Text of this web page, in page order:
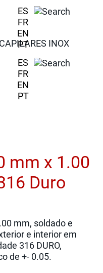
ES
FR
EN
PT
INOX
ES
FR
EN
PT
mm x 1.00
Duro
mm, soldado e
e interior em
316 DURO,
de +- 0.05.